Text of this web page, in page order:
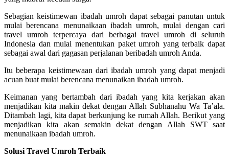
Sebagian keistimewan ibadah umroh dapat sebagai panutan untuk
mulai berencana menunaikaan ibadah umroh, mulai dengan cari
travel umroh terpercaya dari berbagai travel umroh di seluruh
Indonesia dan mulai menentukan paket umroh yang terbaik dapat
sebagai awal dari gagasan perjalanan beribadah umroh Anda.
Itu beberapa keistimewaan dari ibadah umroh yang dapat menjadi
acuan buat mulai berencana menunaikan ibadah umroh.
Keimanan yang bertambah dari ibadah yang kita kerjakan akan
menjadikan kita makin dekat dengan Allah Subhanahu Wa Ta’ala.
Ditambah lagi, kita dapat berkunjung ke rumah Allah. Berikut yang
menjadikan kita akan semakin dekat dengan Allah SWT saat
menunaikaan ibadah umroh.
Solusi Travel Umroh Terbaik